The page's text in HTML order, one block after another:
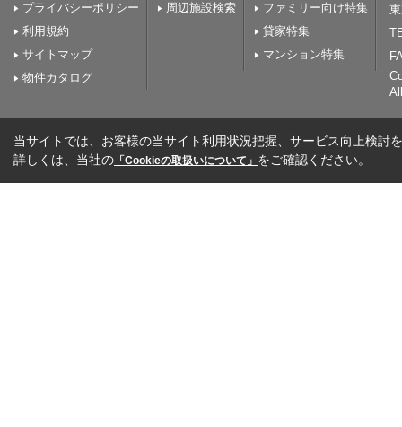
プライバシーポリシー
利用規約
サイトマップ
物件カタログ
周辺施設検索
ファミリー向け特集
貸家特集
マンション特集
当サイトでは、お客様の当サイト利用状況把握、サービス向上検討
詳しくは、当社の 「Cookieの取扱いについて」 をご確認ください。